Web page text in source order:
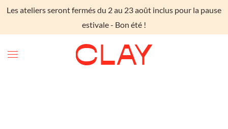
Les ateliers seront fermés du 2 au 23 août inclus pour la pause
estivale - Bon été !
Skip to main content